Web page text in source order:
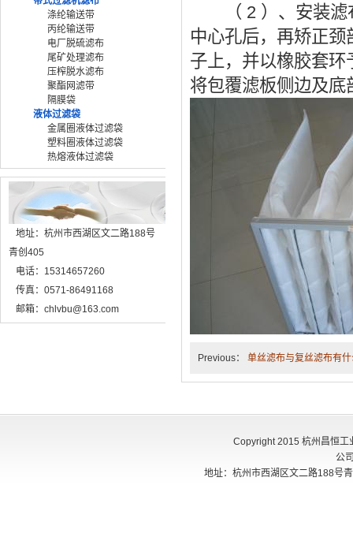
涤纶输送带
丙纶输送带
电厂脱硫滤布
尾矿处理滤布
压榨脱水滤布
聚酯网滤带
隔膜袋
液体过滤袋
金属圈液体过滤袋
塑料圈液体过滤袋
热熔液体过滤袋
地址：杭州市西湖区文二路188号
青创405
电话：15314657260
传真：0571-86491168
邮箱：chlvbu@163.com
（ 2 ）、安装滤
中心孔后，再矫正
子上，并以橡胶套
将包覆滤板侧边及
Previous： 单丝滤布与复丝滤布有
Copyright 2015 杭州昌恒工
公
地址：杭州市西湖区文二路188号